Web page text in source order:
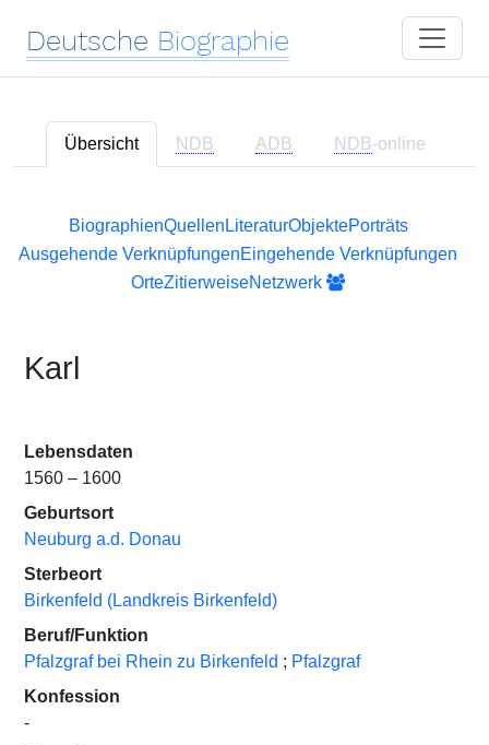
Deutsche Biographie
Übersicht NDB ADB NDB-online
BiographienQuellen LiteraturObjektePorträts
Ausgehende VerknüpfungenEingehende Verknüpfungen
OrteZitierweiseNetzwerk
Karl
Lebensdaten
1560 – 1600
Geburtsort
Neuburg a.d. Donau
Sterbeort
Birkenfeld (Landkreis Birkenfeld)
Beruf/Funktion
Pfalzgraf bei Rhein zu Birkenfeld ; Pfalzgraf
Konfession
-